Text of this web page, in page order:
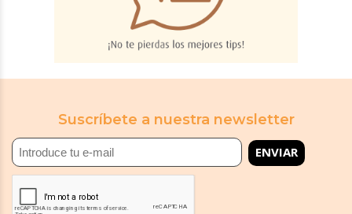
Suscríbete a nuestra newsletter